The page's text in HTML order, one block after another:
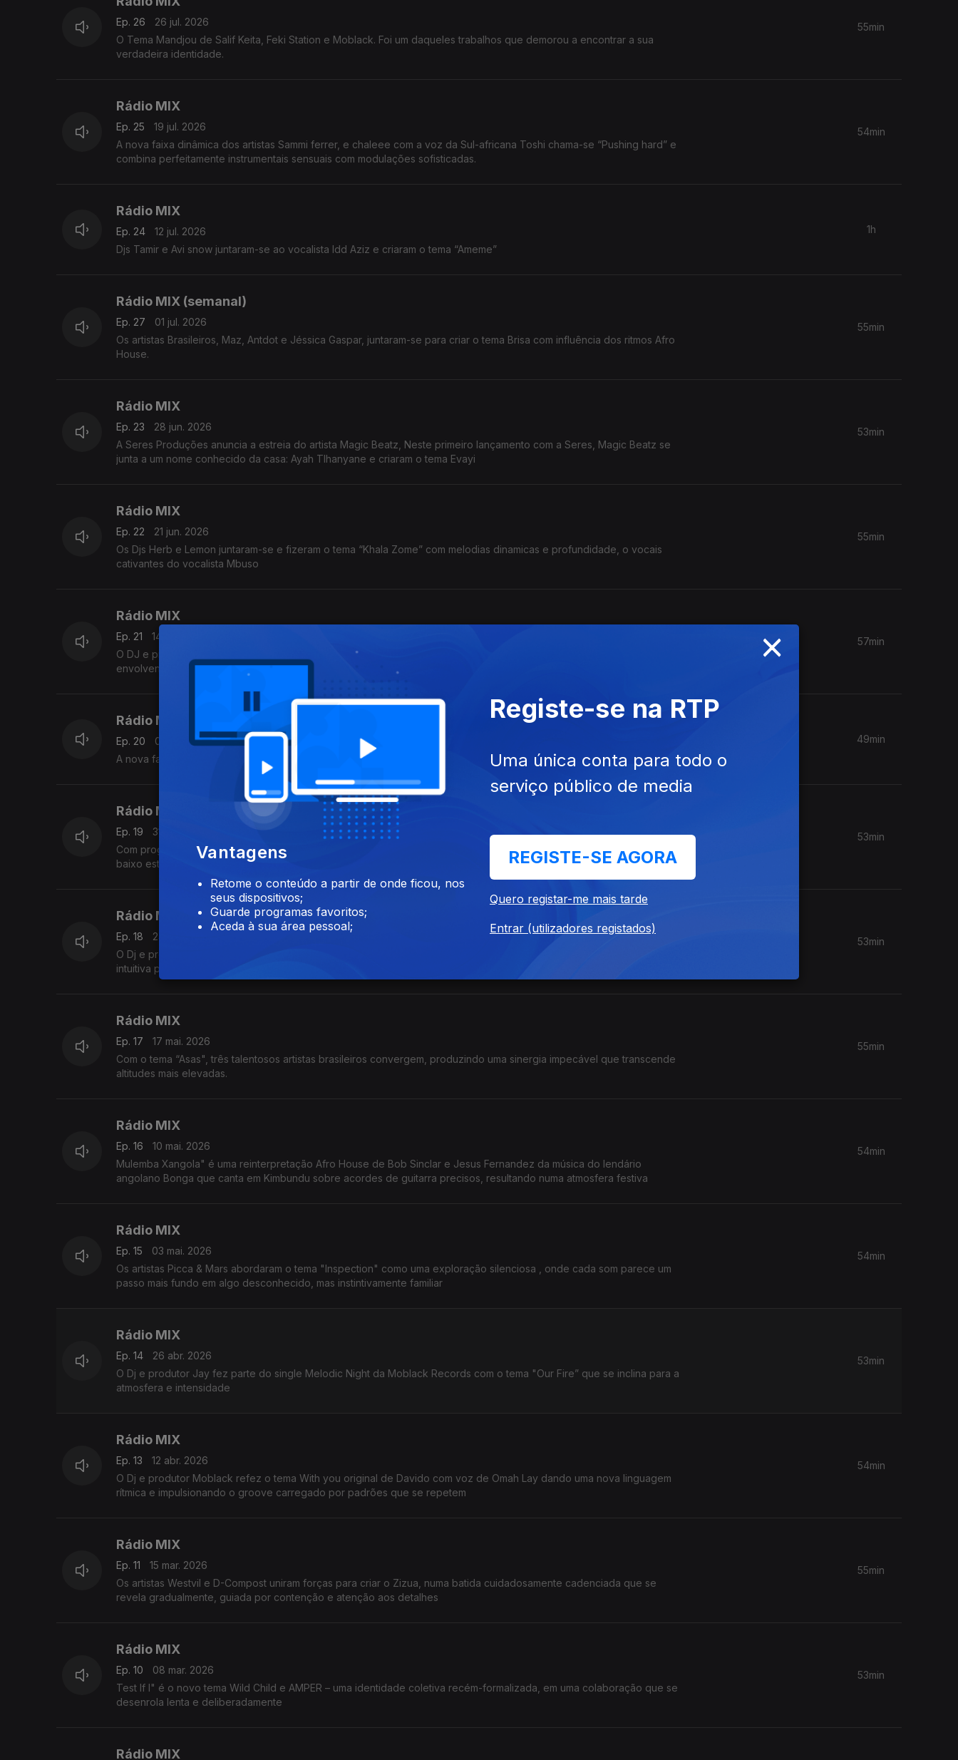
Ep. 26
26 jul. 2026
O Tema Mandjou de Salif Keita, Feki Station e Moblack. Foi um daqueles trabalhos que demorou a encontrar a sua
verdadeira identidade.
55min
Rádio MIX
Ep. 25
19 jul. 2026
A nova faixa dinâmica dos artistas Sammi ferrer, e chaleee com a voz da Sul-africana Toshi chama-se “Pushing hard” e
combina perfeitamente instrumentais sensuais com modulações sofisticadas.
54min
Rádio MIX
Ep. 24
12 jul. 2026
Djs Tamir e Avi snow juntaram-se ao vocalista Idd Aziz e criaram o tema “Ameme”
1h
Rádio MIX (semanal)
Ep. 27
01 jul. 2026
Os artistas Brasileiros, Maz, Antdot e Jéssica Gaspar, juntaram-se para criar o tema Brisa com influência dos ritmos Afro
House.
55min
Rádio MIX
Ep. 23
28 jun. 2026
A Seres Produções anuncia a estreia do artista Magic Beatz, Neste primeiro lançamento com a Seres, Magic Beatz se
junta a um nome conhecido da casa: Ayah Tlhanyane e criaram o tema Evayi
53min
Rádio MIX
Ep. 22
21 jun. 2026
Os Djs Herb e Lemon juntaram-se e fizeram o tema “Khala Zome” com melodias dinamicas e profundidade, o vocais
cativantes do vocalista Mbuso
55min
Rádio MIX
Ep. 21
14 jun. 2026
O DJ e produtor italiano Jacko e a cantora / compositora Chelsea Como, criaram o tema waves, uma jornada sonora
envolvendo instrumentais espaçosos e ondulações nítidas.
57min
Rádio MIX
Ep. 20
07 jun. 2026
A nova faixa dinâmica dos artistas Sammi ferrer, e chaleee com a voz da Sul-africana Toshi chama-se “Pushing hard”.
49min
Rádio MIX
Ep. 19
31 mai. 2026
Com progressões impressionantes, esta versão do tema "Ana#é uma experiência hipnótica, ancorada por uma linha de
baixo estável e acentuada por sintetizadores arejados e tons quentes que irradiam movimento e a vontade
53min
Rádio MIX
Ep. 18
24 mai. 2026
O Dj e produtor Vivina juntou-se ao vocalista Idd Aziz e criaram o tema Tambe” A Percussão exuberante e bateria
53min
Rádio MIX
Ep. 17
17 mai. 2026
Com o tema “Asas", três talentosos artistas brasileiros convergem, produzindo uma sinergia impecável que transcende
altitudes mais elevadas.
55min
Rádio MIX
Ep. 16
10 mai. 2026
Mulemba Xangola" é uma reinterpretação Afro House de Bob Sinclar e Jesus Fernandez da música do lendário
angolano Bonga que canta em Kimbundu sobre acordes de guitarra precisos, resultando numa atmosfera festiva
54min
Rádio MIX
Ep. 15
03 mai. 2026
Os artistas Picca & Mars abordaram o tema "Inspection" como uma exploração silenciosa , onde cada som parece um
passo mais fundo em algo desconhecido, mas instintivamente familiar
54min
Rádio MIX
Ep. 14
26 abr. 2026
O Dj e produtor Jay fez parte do single Melodic Night da Moblack Records com o tema "Our Fire” que se inclina para a
atmosfera e intensidade
53min
Rádio MIX
Ep. 13
12 abr. 2026
O Dj e produtor Moblack refez o tema With you original de Davido com voz de Omah Lay dando uma nova linguagem
rítmica e impulsionando o groove carregado por padrões que se repetem
54min
Rádio MIX
Ep. 11
15 mar. 2026
Os artistas Westvil e D-Compost uniram forças para criar o Zizua, numa batida cuidadosamente cadenciada que se
revela gradualmente, guiada por contenção e atenção aos detalhes
55min
Rádio MIX
Ep. 10
08 mar. 2026
Test If I" é o novo tema Wild Child e AMPER – uma identidade coletiva recém-formalizada, em uma colaboração que se
desenrola lenta e deliberadamente
53min
Rádio MIX
×
Vantagens
Retome o conteúdo a partir de onde ficou, nos
seus dispositivos;
Guarde programas favoritos;
Aceda à sua área pessoal;
Registe-se na RTP
Uma única conta para todo o
serviço público de media
REGISTE-SE AGORA
Quero registar-me mais tarde
Entrar (utilizadores registados)